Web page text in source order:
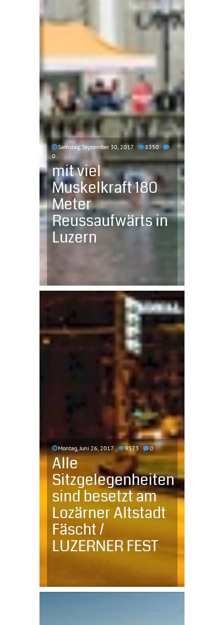
Samstag, September 30, 2017
8350
0
mit viel
Muskelkraft 180
Meter
Reussaufwärts in
Luzern
Montag, Juni 26, 2017 9573 0
Alle
Sitzgelegenheiten
sind besetzt am
Lozärner Altstadt
Fäscht /
LUZERNER FEST